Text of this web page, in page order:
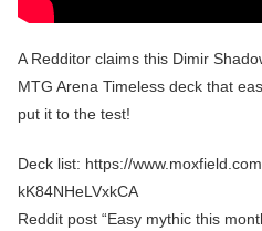
A Redditor claims this Dimir
MTG Arena Timeless deck that
put it to the test!
Deck list: https://
kK84NHeLVxkCA
Reddit post “Easy mythic this